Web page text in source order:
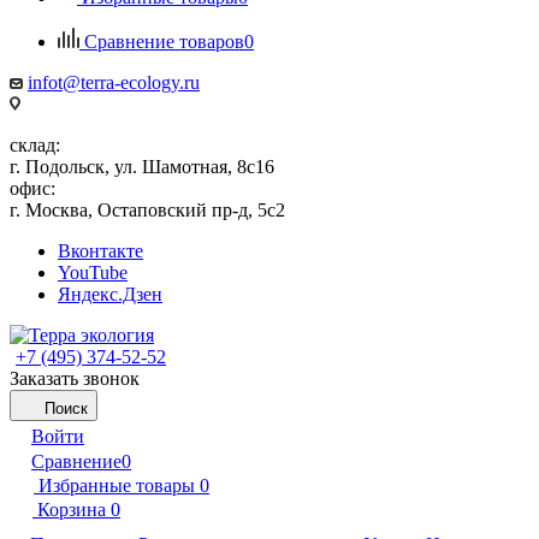
Сравнение товаров0
infot@terra-ecology.ru
склад:
г. Подольск, ул. Шамотная, 8с16
офис:
г. Москва, Остаповский пр-д, 5с2
Вконтакте
YouTube
Яндекс.Дзен
+7 (495) 374-52-52
Заказать звонок
Поиск
Войти
Сравнение0
Избранные товары 0
Корзина 0